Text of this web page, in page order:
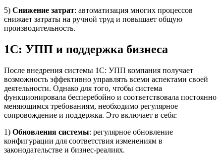
5) Снижение затрат: автоматизация многих процессов
снижает затраты на ручной труд и повышает общую
производительность.
1С: УПП и поддержка бизнеса
После внедрения системы 1С: УПП компания получает
возможность эффективно управлять всеми аспектами своей
деятельности. Однако для того, чтобы система
функционировала бесперебойно и соответствовала постоянно
меняющимся требованиям, необходимо регулярное
сопровождение и поддержка. Это включает в себя:
1) Обновления системы: регулярное обновление
конфигурации для соответствия изменениям в
законодательстве и бизнес-реалиях.